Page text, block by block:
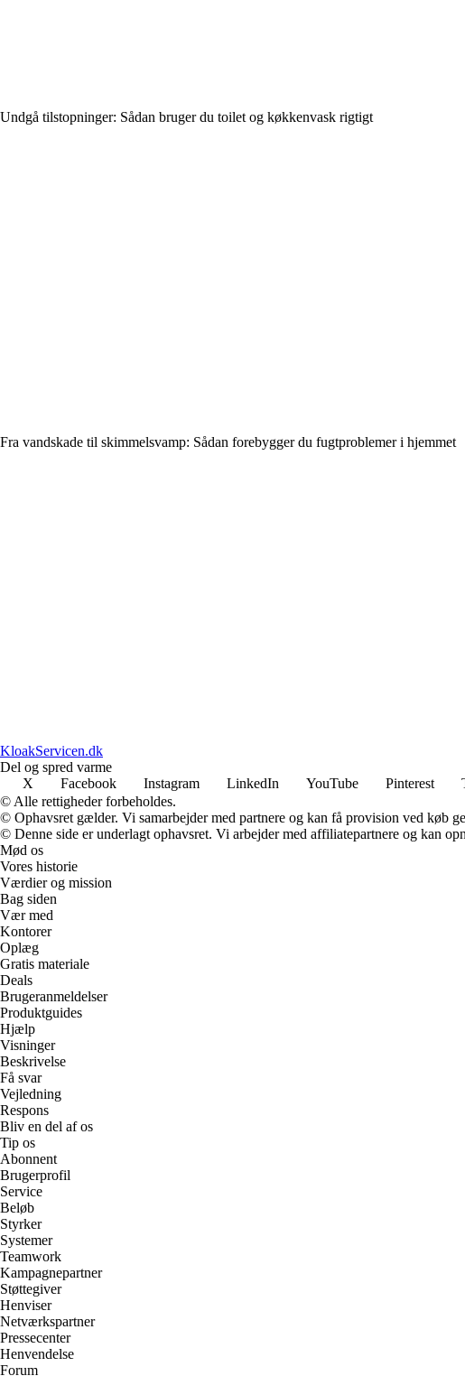
Undgå tilstopninger: Sådan bruger du toilet og køkkenvask rigtigt
Fra vandskade til skimmelsvamp: Sådan forebygger du fugtproblemer i hjemmet
KloakServicen.dk
Del og spred varme
X
Facebook Instagram LinkedIn YouTube Pinterest
© Alle rettigheder forbeholdes.
© Ophavsret gælder. Vi samarbejder med partnere og kan få provision ved køb
© Denne side er underlagt ophavsret. Vi arbejder med affiliatepartnere og kan
Mød os
Vores historie
Værdier og mission
Bag siden
Vær med
Kontorer
Oplæg
Gratis materiale
Deals
Brugeranmeldelser
Produktguides
Hjælp
Visninger
Beskrivelse
Få svar
Vejledning
Respons
Bliv en del af os
Tip os
Abonnent
Brugerprofil
Service
Beløb
Styrker
Systemer
Teamwork
Kampagnepartner
Støttegiver
Henviser
Netværkspartner
Pressecenter
Henvendelse
Forum